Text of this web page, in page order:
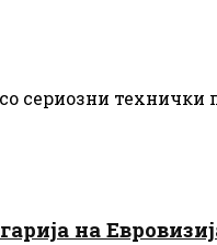
технички
на